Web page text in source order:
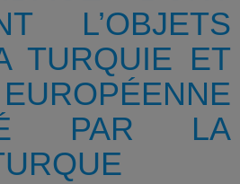
L’OBJETS
TURQUIE ET
PAR LA